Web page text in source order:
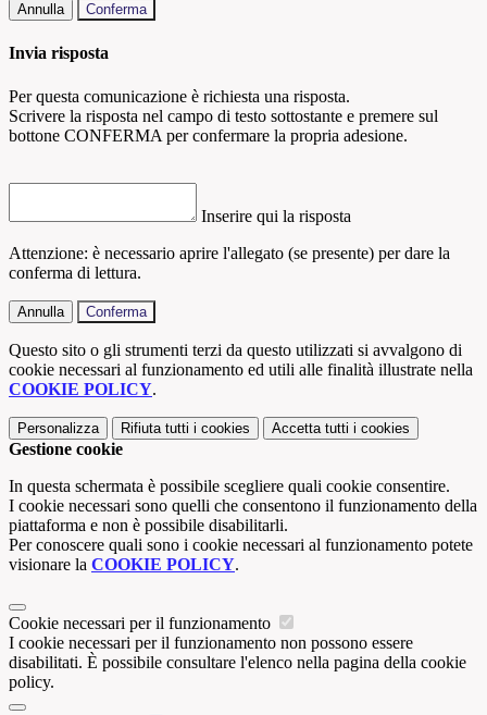
Annulla Conferma
Invia risposta
Per questa comunicazione è richiesta una risposta.
Scrivere la risposta nel campo di testo sottostante e premere sul
bottone CONFERMA per confermare la propria adesione.
Inserire qui la risposta
Attenzione: è necessario aprire l'allegato (se presente) per dare la
conferma di lettura.
Annulla Conferma
Questo sito o gli strumenti terzi da questo utilizzati si avvalgono di
cookie necessari al funzionamento ed utili alle finalità illustrate nella
COOKIE POLICY.
Personalizza Rifiuta tutti i cookies Accetta tutti i cookies
Gestione cookie
In questa schermata è possibile scegliere quali cookie consentire.
I cookie necessari sono quelli che consentono il funzionamento della
piattaforma e non è possibile disabilitarli.
Per conoscere quali sono i cookie necessari al funzionamento potete
visionare la COOKIE POLICY.
Cookie necessari per il funzionamento
I cookie necessari per il funzionamento non possono essere
disabilitati. È possibile consultare l'elenco nella pagina della cookie
policy.